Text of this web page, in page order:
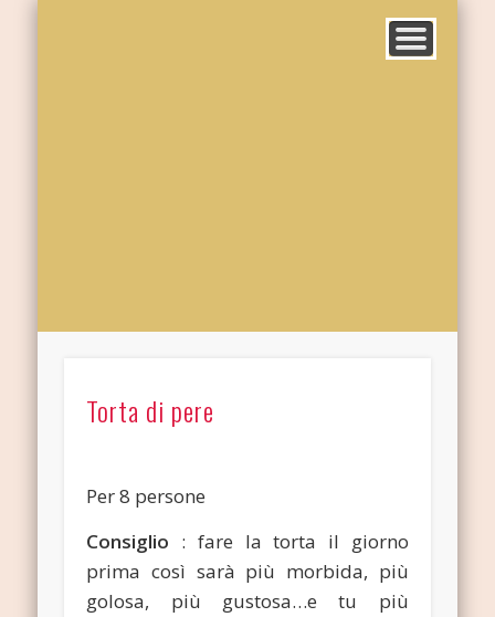
Torta di pere
Per 8 persone
Consiglio : fare la torta il giorno
prima così sarà più morbida, più
golosa, più gustosa…e tu più